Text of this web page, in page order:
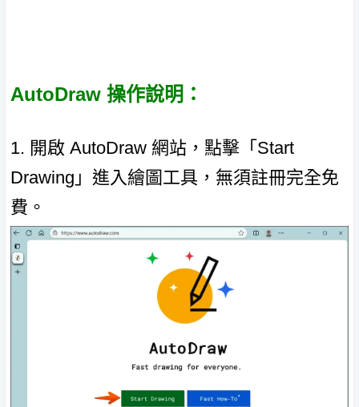
AutoDraw 操作說明：
1. 開啟 AutoDraw 網站，點擊「Start
Drawing」進入繪圖工具，無須註冊完全免
費。